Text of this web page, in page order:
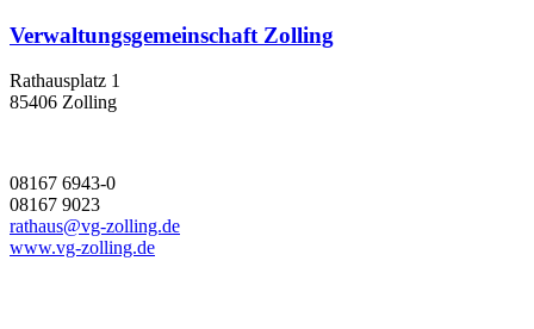
Verwaltungsgemeinschaft Zolling
Rathausplatz 1
85406 Zolling
08167 6943-0
08167 9023
rathaus@vg-zolling.de
www.vg-zolling.de